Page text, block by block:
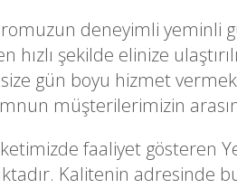
deneyimli yeminli
hızlı şekilde elinize
gün boyu hizmet
müşterilerimizin
faaliyet gösteren
Kalitenin adresinde